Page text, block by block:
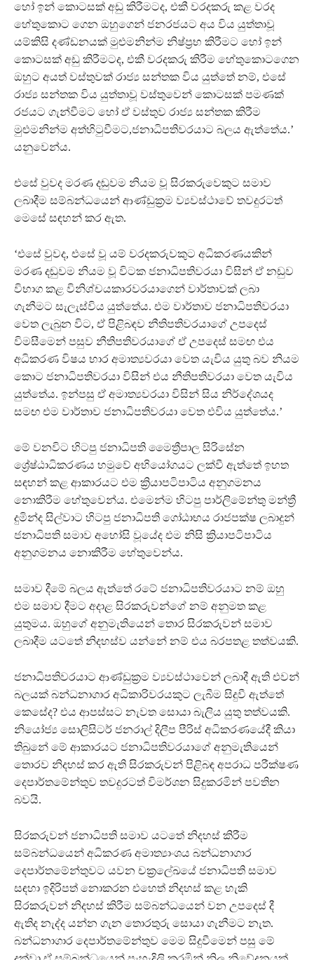
හෝ ඉන් කොටසක් අඩු කිරීමටද, එකී වරදකරු කළ වරද
හේතුකොට ගෙන ඔහුගෙන් ජනරජයට අය විය යුත්තාවූ
යම්කිසි දණ්ඩනයක් මුළුමනින්ම නිෂ්ප්‍රභ කිරීමට හෝ ඉන්
කොටසක් අඩු කිරීමටද, එකී වරදකරු කිරීම හේතුකොටගෙන
ඔහුට අයත් වස්තුවක් රාජ්‍ය සන්තක විය යුත්තේ නම්, එසේ
රාජ්‍ය සන්තක විය යුත්තාවූ වස්තුවෙන් කොටසක් පමණක්
රජයට ගැන්වීමට හෝ ඒ වස්තුව රාජ්‍ය සන්තක කිරීම
මුළුමනින්ම අත්හිටුවීමට,ජනාධිපතිවරයාට බලය ඇත්තේය.’
යනුවෙන්ය.
එසේ වුවද මරණ දඬුවම නියම වූ සිරකරුවෙකුට සමාව
ලබාදීම සම්බන්ධයෙන් ආණ්ඩුක්‍රම ව්‍යවස්ථාවේ තවදුරටත්
මෙසේ සඳහන් කර ඇත.
‘එසේ වුවද, එසේ වූ යම් වරදකරුවකුට අධිකරණයකින්
මරණ දඬුවම නියම වූ විටක ජනාධිපතිවරයා විසින් ඒ නඩුව
විභාග කළ විනිශ්චයකාරවරයාගෙන් වාර්තාවක් ලබා
ගැනීමට සැලැස්විය යුත්තේය. එම වාර්තාව ජනාධිපතිවරයා
වෙත ලැබුන විට, ඒ පිළිබඳව නීතිපතිවරයාගේ උපදෙස්
විමසීමෙන් පසුව නීතිපතිවරයාගේ ඒ උපදෙස් සමඟ එය
අධිකරණ විෂය භාර අමාත්‍යවරයා වෙත යැවිය යුතු බව නියම
කොට ජනාධිපතිවරයා විසින් එය නීතිපතිවරයා වෙත යැවිය
යුත්තේය. ඉන්පසු ඒ අමාත්‍යවරයා විසින් සිය නිර්දේශයද
සමඟ එම වාර්තාව ජනාධිපතිවරයා වෙත එවිය යුත්තේය.’
මේ වනවිට හිටපු ජනාධිපති මෛත්‍රීපාල සිරිසේන
ශ්‍රේෂ්ඨාධිකරණය හමුවේ අභියෝගයට ලක්වී ඇත්තේ ඉහත
සඳහන් කළ ආකාරයට එම ක්‍රියාපටිපාටිය අනුගමනය
නොකිරීම හේතුවෙන්ය. එමෙන්ම හිටපු පාර්ලිමේන්තු මන්ත්‍රී
දුමින්ද සිල්වාට හිටපු ජනාධිපති ගෝඨාභය රාජපක්ෂ ලබාදුන්
ජනාධිපති සමාව අහෝසි වූයේද එම නිසි ක්‍රියාපටිපාටිය
අනුගමනය නොකිරීම හේතුවෙන්ය.
සමාව දීමේ බලය ඇත්තේ රටේ ජනාධිපතිවරයාට නම් ඔහු
එම සමාව දීමට අදාළ සිරකරුවන්ගේ නම් අනුමත කළ
යුතුමය. ඔහුගේ අනුමැතියෙන් තොර සිරකරුවන් සමාව
ලබාදීම යටතේ නිදහස්ව යන්නේ නම් එය බරපතළ තත්වයකි.
ජනාධිපතිවරයාට ආණ්ඩුක්‍රම ව්‍යවස්ථාවෙන් ලබාදී ඇති එවන්
බලයක් බන්ධනාගාර අධිකාරිවරයකුට ලැබීම සිදුවී ඇත්තේ
කෙසේද? එය ආපස්සට නැවත සොයා බැලිය යුතු තත්වයකි.
නියෝජ්‍ය සොලිසිටර් ජනරාල් දිලීප පීරිස් අධිකරණයේදී කියා
තිබුනේ මේ ආකාරයට ජනාධිපතිවරයාගේ අනුමැතියෙන්
තොරව නිදහස් කර ඇති සිරකරුවන් පිළිබඳ අපරාධ පරීක්ෂණ
දෙපාර්තමේන්තුව තවදුරටත් විමර්ශන සිදුකරමින් පවතින
බවයි.
සිරකරුවන් ජනාධිපති සමාව යටතේ නිදහස් කිරීම
සම්බන්ධයෙන් අධිකරණ අමාත්‍යාංශය බන්ධනාගාර
දෙපාර්තමේන්තුවට යවන චක්‍රලේඛයේ ජනාධිපති සමාව
සඳහා ඉදිරිපත් නොකරන එහෙත් නිදහස් කළ හැකි
සිරකරුවන් නිදහස් කිරීම සම්බන්ධයෙන් වන උපදෙස් දී
ඇතිද නැද්ද යන්න ගැන තොරතුරු සොයා ගැනීමට නැත.
බන්ධනාගාර දෙපාර්තමේන්තුව මෙම සිදුවීමෙන් පසු මේ